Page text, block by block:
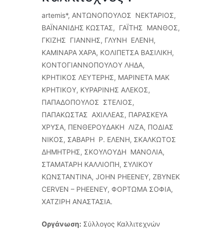
artemis*, ΑΝΤΩΝΟΠΟΥΛΟΣ ΝΕΚΤΑΡΙΟΣ,
ΒΑΪΝΑΝΙΔΗΣ ΚΩΣΤΑΣ, ΓΑΪΤΗΣ ΜΑΝΘΟΣ,
ΓΚΙΖΗΣ ΓΙΑΝΝΗΣ, ΓΛΥΝΗ ΕΛΕΝΗ,
ΚΑΜΙΝΑΡΑ ΧΑΡΑ, ΚΟΛΙΠΕΤΣΑ ΒΑΣΙΛΙΚΗ,
ΚΟΝΤΟΓΙΑΝΝΟΠΟΥΛΟΥ ΛΗΔΑ,
ΚΡΗΤΙΚΟΣ ΛΕΥΤΕΡΗΣ, ΜΑΡΙΝΕΤΑ ΜΑΚ
ΚΡΗΤΙΚΟΥ, ΚΥΡΑΡΙΝΗΣ ΑΛΕΚΟΣ,
ΠΑΠΑΔΟΠΟΥΛΟΣ ΣΤΕΛΙΟΣ,
ΠΑΠΑΚΩΣΤΑΣ ΑΧΙΛΛΕΑΣ, ΠΑΡΑΣΚΕΥΑ
ΧΡΥΣΑ, ΠΕΝΘΕΡΟΥΔΑΚΗ ΛΙΖΑ, ΠΟΔΙΑΣ
ΝΙΚΟΣ, ΣΑΒΑΡΗ P. EΛΕΝΗ, ΣΚΑΛΚΩΤΟΣ
ΔΗΜΗΤΡΗΣ, ΣΚΟΥΛΟΥΔΗ ΜΑΝΟΛΙΑ,
ΣΤΑΜΑΤΑΡΗ ΚΑΛΛΙΟΠΗ, ΣΥΛΙΚΟΥ
ΚΩΝΣΤΑΝΤΙΝΑ, JOHN PHEENEY, ZBYNEK
CERVEN – PHEENEY, ΦΟΡΤΩΜΑ ΣΟΦΙΑ,
ΧΑΤΖΙΡΗ ΑΝΑΣΤΑΣΙΑ.
Οργάνωση: Σύλλογος Καλλιτεχνών